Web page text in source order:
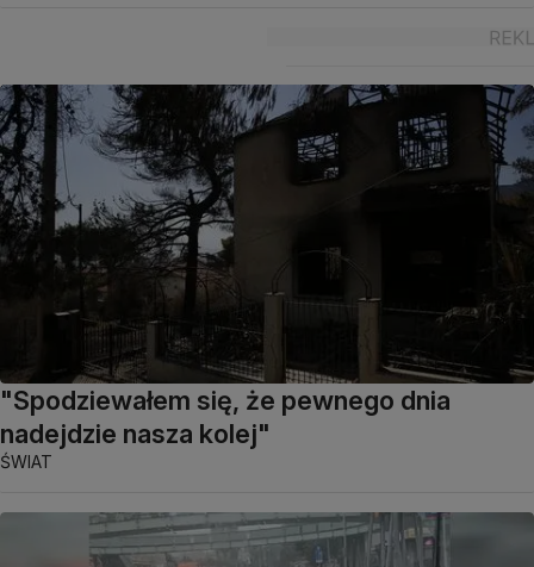
"Spodziewałem się, że pewnego dnia
nadejdzie nasza kolej"
ŚWIAT